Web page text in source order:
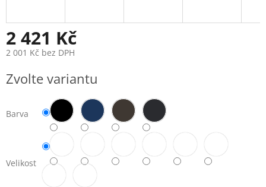
2 421 Kč
2 001 Kč bez DPH
cena:
Zvolte variantu
Barva
Velikost